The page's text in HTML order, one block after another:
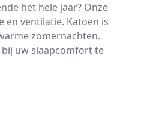
het hele jaar? Onze
en ventilatie. Katoen is
zomernachten.
bij uw slaapcomfort te